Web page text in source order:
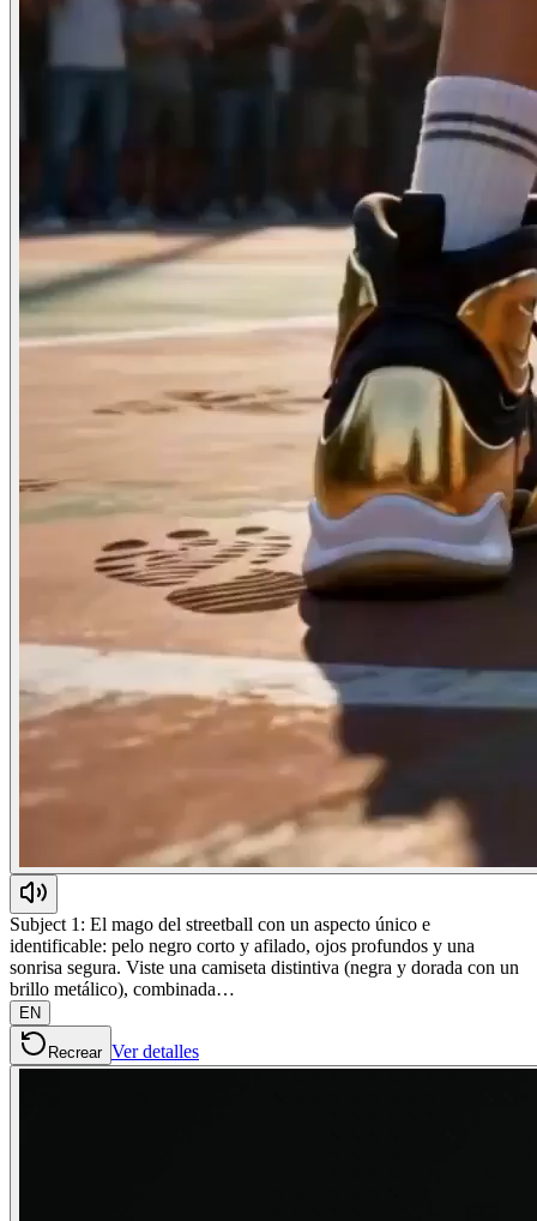
Subject 1: El mago del streetball con un aspecto único e
identificable: pelo negro corto y afilado, ojos profundos y una
sonrisa segura. Viste una camiseta distintiva (negra y dorada con un
brillo metálico), combinada…
EN
Recrear Ver detalles